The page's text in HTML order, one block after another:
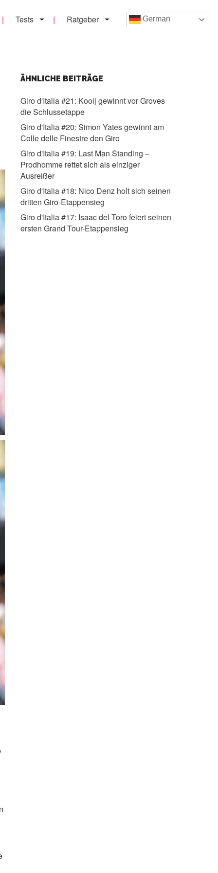
Tests Ratgeber German
ÄHNLICHE BEITRÄGE
Giro d'Italia #21: Kooij gewinnt vor Groves
die Schlussetappe
Giro d'Italia #20: Simon Yates gewinnt am
Colle delle Finestre den Giro
Giro d'Italia #19: Last Man Standing –
Prodhomme rettet sich als einziger
Ausreißer
Giro d'Italia #18: Nico Denz holt sich seinen
dritten Giro-Etappensieg
Giro d'Italia #17: Isaac del Toro feiert seinen
ersten Grand Tour-Etappensieg